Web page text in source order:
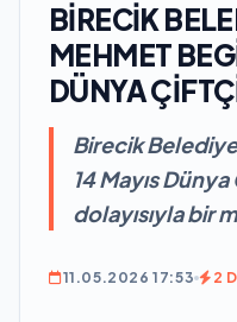
BİRECİK
MEHMET
DÜNYA
Birecik
14 Mayıs
dolayısıyla bir
11.05.2026 17:53 2